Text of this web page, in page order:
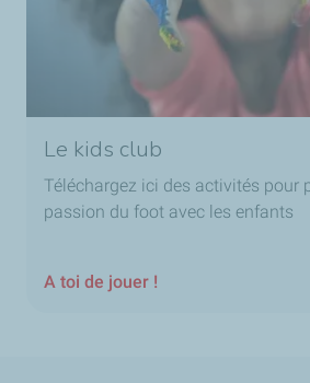
Le kids club
Téléchargez ici des activités pour
passion du foot avec les enfants
A toi de jouer !